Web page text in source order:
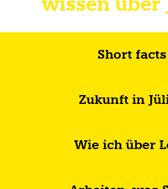
Short facts
Zukunft in
Wie ich über